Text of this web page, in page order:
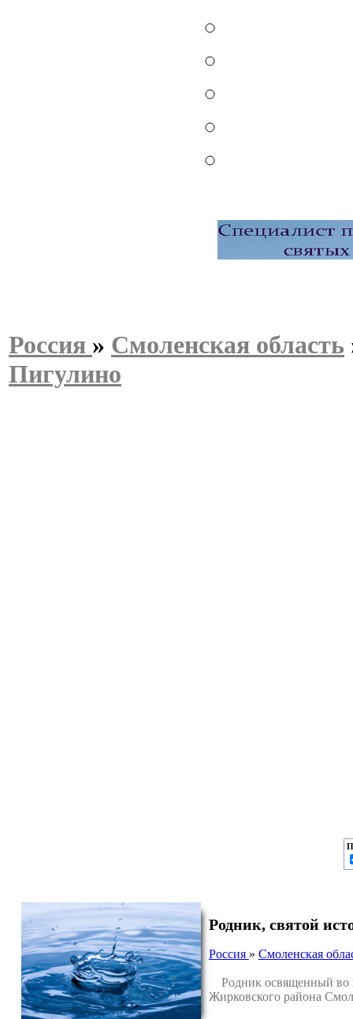
Россия » Смоленская область
Пигулино
Родник, святой
Россия » Смоленская
Родник освященный во
Жирковского района